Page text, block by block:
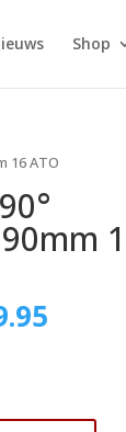
Shop
16 ATO